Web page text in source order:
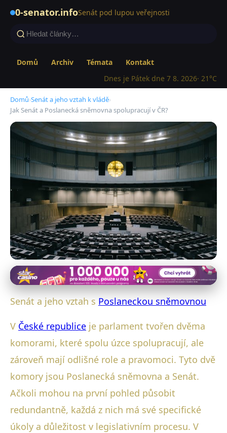
0-senator.infoSenát pod lupou veřejnosti
Domů Archiv Témata
Kontakt
Dnes je Pátek dne 7 8. 2026· 21°C
Domů›Senát a jeho vztah k vládě›
Jak Senát a Poslanecká sněmovna spolupracují v ČR?
Senát a jeho vztah k vládě
Jak Senát a Poslanecká
sněmovna spolupracují v ČR?
12. 1. 2026· 4 min čtení · Autor: Petr Klimeš
Senát a jeho vztah s Poslaneckou sněmovnou
V České republice je parlament tvořen dvěma
komorami, které spolu úzce spolupracují, ale
zároveň mají odlišné role a pravomoci. Tyto dvě
komory jsou Poslanecká sněmovna a Senát.
Ačkoli mohou na první pohled působit
redundantně, každá z nich má své specifické
úkoly a důležitost v legislativním procesu. V